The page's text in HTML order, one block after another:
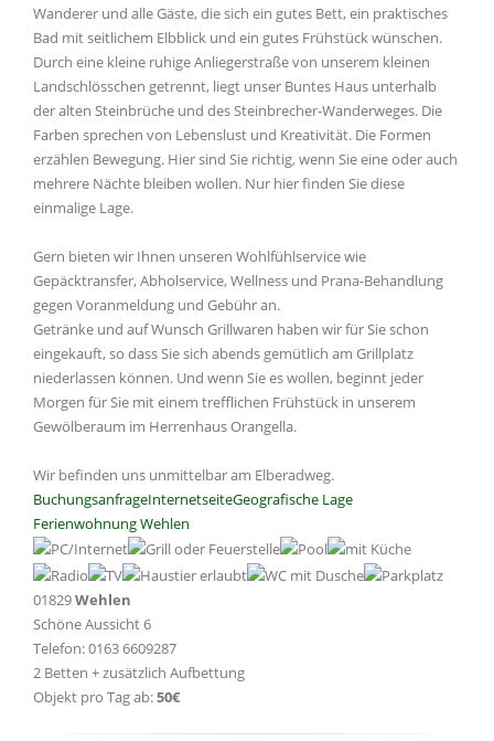
Wanderer und alle Gäste, die sich ein gutes Bett, ein praktisches
Bad mit seitlichem Elbblick und ein gutes Frühstück wünschen.
Durch eine kleine ruhige Anliegerstraße von unserem kleinen
Landschlösschen getrennt, liegt unser Buntes Haus unterhalb
der alten Steinbrüche und des Steinbrecher-Wanderweges. Die
Farben sprechen von Lebenslust und Kreativität. Die Formen
erzählen Bewegung. Hier sind Sie richtig, wenn Sie eine oder auch
mehrere Nächte bleiben wollen. Nur hier finden Sie diese
einmalige Lage.
Gern bieten wir Ihnen unseren Wohlfühlservice wie
Gepäcktransfer, Abholservice, Wellness und Prana-Behandlung
gegen Voranmeldung und Gebühr an.
Getränke und auf Wunsch Grillwaren haben wir für Sie schon
eingekauft, so dass Sie sich abends gemütlich am Grillplatz
niederlassen können. Und wenn Sie es wollen, beginnt jeder
Morgen für Sie mit einem trefflichen Frühstück in unserem
Gewölberaum im Herrenhaus Orangella.
Wir befinden uns unmittelbar am Elberadweg.
BuchungsanfrageInternetseiteGeografische Lage
Ferienwohnung Wehlen
01829Wehlen
Schöne Aussicht 6
Telefon: 0163 6609287
2 Betten + zusätzlich Aufbettung
Objekt pro Tag ab:50€